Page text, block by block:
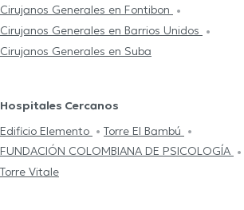
Cirujanos Generales en Fontibon
Cirujanos Generales en Barrios Unidos
Cirujanos Generales en Suba
Hospitales Cercanos
Edificio Elemento
Torre El Bambú
FUNDACIÓN COLOMBIANA DE PSICOLOGÍA
Torre Vitale